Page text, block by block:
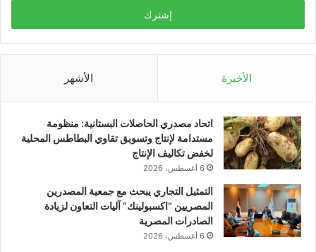
الأخيرة الأشهر
اتحاد مصدري الحاصلات البستانية: منظومة
مستدامة لإنتاج وتسويق تقاوي البطاطس المحلية
لخفض تكاليف الإنتاج
6 أغسطس، 2026
التمثيل التجاري يبحث مع جمعية المصدرين
المصريين “اكسبولينك” آليات التعاون لزيادة
الصادرات المصرية
6 أغسطس، 2026